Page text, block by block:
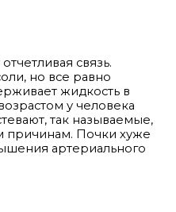
связь.
но все равно
жидкость в
у человека
так называемые,
причинам. Почки хуже
артериального